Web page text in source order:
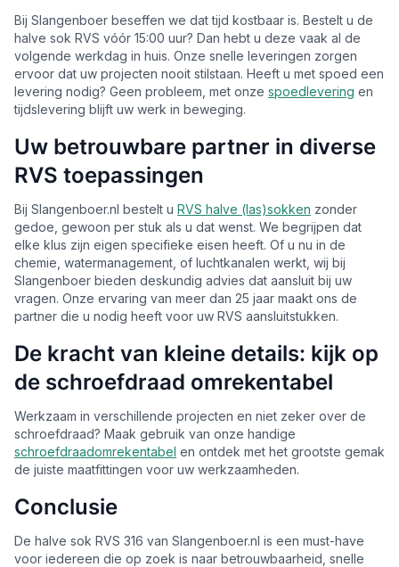
Bij Slangenboer beseffen we dat tijd kostbaar is. Bestelt u de
halve sok RVS vóór 15:00 uur? Dan hebt u deze vaak al de
volgende werkdag in huis. Onze snelle leveringen zorgen
ervoor dat uw projecten nooit stilstaan. Heeft u met spoed een
levering nodig? Geen probleem, met onze spoedlevering en
tijdslevering blijft uw werk in beweging.
Uw betrouwbare partner in diverse
RVS toepassingen
Bij Slangenboer.nl bestelt u RVS halve (las)sokken zonder
gedoe, gewoon per stuk als u dat wenst. We begrijpen dat
elke klus zijn eigen specifieke eisen heeft. Of u nu in de
chemie, watermanagement, of luchtkanalen werkt, wij bij
Slangenboer bieden deskundig advies dat aansluit bij uw
vragen. Onze ervaring van meer dan 25 jaar maakt ons de
partner die u nodig heeft voor uw RVS aansluitstukken.
De kracht van kleine details: kijk op
de schroefdraad omrekentabel
Werkzaam in verschillende projecten en niet zeker over de
schroefdraad? Maak gebruik van onze handige
schroefdraadomrekentabel en ontdek met het grootste gemak
de juiste maatfittingen voor uw werkzaamheden.
Conclusie
De halve sok RVS 316 van Slangenboer.nl is een must-have
voor iedereen die op zoek is naar betrouwbaarheid, snelle